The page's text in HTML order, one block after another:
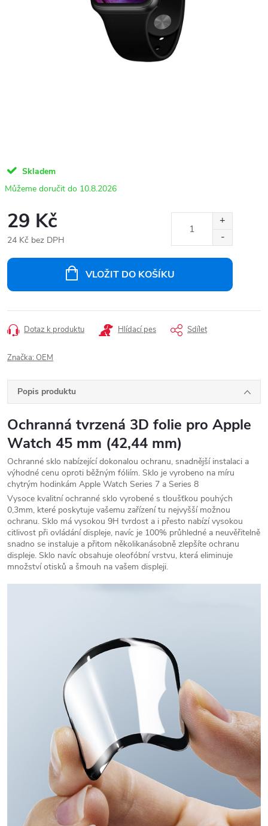
Skladem
10.8.2026
29 Kč
24 Kč bez DPH
VLOŽIT DO KOŠÍKU
Dotaz k produktu Hlídací pes Sdílet
Značka: OEM
Popis produktu
Ochranná tvrzená 3D folie pro Apple
Watch 45 mm (42,44 mm)
Ochranné sklo nabízející dokonalou ochranu, snadnější instalaci a
výhodné cenu oproti běžným fóliím. Sklo je vyrobeno na míru
chytrým hodinkám Apple Watch Series 7 a Series 8
Vysoce kvalitní ochranné sklo vyrobené s tloušťkou pouhých
0,3mm, které poskytuje vašemu zařízení tu nejvyšší možnou
ochranu. Sklo má vysokou 9H tvrdost a i přesto nabízí vysokou
citlivost při ovládání displeje, navíc je 100% průhledné a neuvěřitelně
snadno se instaluje a přitom několikanásobně zlepšíte ochranu
displeje. Sklo navíc obsahuje oleofóbní vrstvu, která eliminuje
množství otisků a šmouh na vašem displeji.